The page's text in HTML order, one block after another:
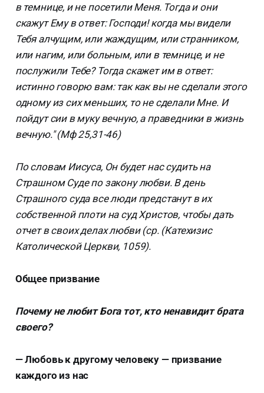
в темнице, и не посетили Меня. Тогда и они
скажут Ему в ответ: Господи! когда мы видели
Тебя алчущим, или жаждущим, или странником,
или нагим, или больным, или в темнице, и не
послужили Тебе? Тогда скажет им в ответ:
истинно говорю вам: так как вы не сделали этого
одному из сих меньших, то не сделали Мне. И
пойдут сии в муку вечную, а праведники в жизнь
вечную." (Мф 25,31-46)
По словам Иисуса, Он будет нас судить на
Страшном Суде по закону любви. В день
Страшного суда все люди предстанут в их
собственной плоти на суд Христов, чтобы дать
отчет в своих делах любви (ср. (Катехизис
Католической Церкви, 1059).
Общее призвание
Почему не любит Бога тот, кто ненавидит брата
своего?
— Любовь к другому человеку — призвание
каждого из нас